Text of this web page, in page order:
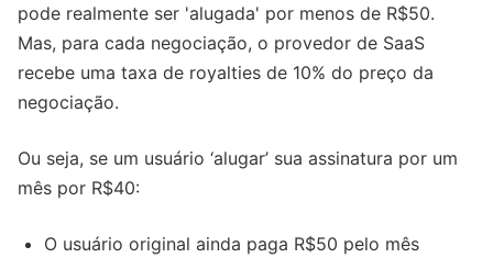
pode realmente ser 'alugada' por menos de R$50.
Mas, para cada negociação, o provedor de SaaS
recebe uma taxa de royalties de 10% do preço da
negociação.
Ou seja, se um usuário ‘alugar’ sua assinatura por um
mês por R$40:
O usuário original ainda paga R$50 pelo mês